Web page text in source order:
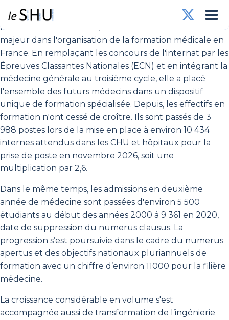
La réforme du troisième cycle des études médicales,
mise en œuvre en 2004, a constitué un tournant
majeur dans l'organisation de la formation médicale en
France. En remplaçant les concours de l'internat par les
Épreuves Classantes Nationales (ECN) et en intégrant la
médecine générale au troisième cycle, elle a placé
l'ensemble des futurs médecins dans un dispositif
unique de formation spécialisée. Depuis, les effectifs en
formation n'ont cessé de croître. Ils sont passés de 3
988 postes lors de la mise en place à environ 10 434
internes attendus dans les CHU et hôpitaux pour la
prise de poste en novembre 2026, soit une
multiplication par 2,6.
Dans le même temps, les admissions en deuxième
année de médecine sont passées d'environ 5 500
étudiants au début des années 2000 à 9 361 en 2020,
date de suppression du numerus clausus. La
progression s’est poursuivie dans le cadre du numerus
apertus et des objectifs nationaux pluriannuels de
formation avec un chiffre d’environ 11000 pour la filière
médecine.
La croissance considérable en volume s'est
accompagnée aussi de transformation de l’ingénierie